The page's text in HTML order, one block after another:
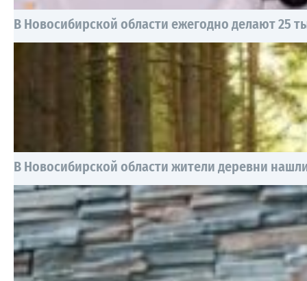
В Новосибирской области ежегодно делают 25
В Новосибирской области жители деревни